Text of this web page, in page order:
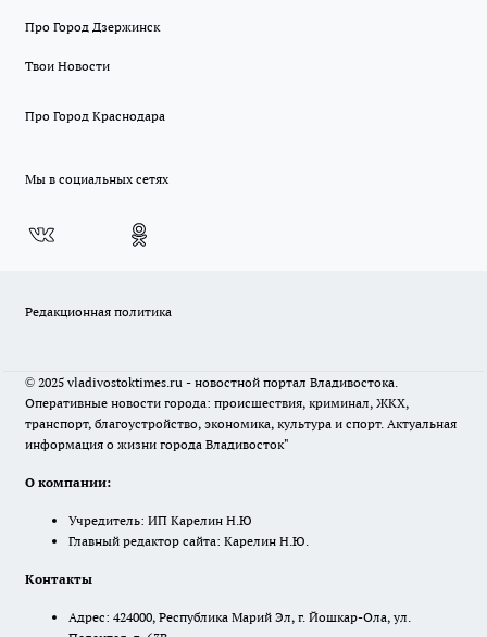
Про Город Дзержинск
Твои Новости
Про Город Краснодара
Мы в социальных сетях
Редакционная политика
© 2025 vladivostoktimes.ru - новостной портал Владивостока.
Оперативные новости города: происшествия, криминал, ЖКХ,
транспорт, благоустройство, экономика, культура и спорт. Актуальная
информация о жизни города Владивосток"
О компании:
Учредитель: ИП Карелин Н.Ю
Главный редактор сайта: Карелин Н.Ю.
Контакты
Адрес: 424000, Республика Марий Эл, г. Йошкар-Ола, ул.